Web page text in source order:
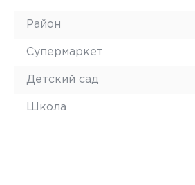
Район
Супермаркет
Детский сад
Школа